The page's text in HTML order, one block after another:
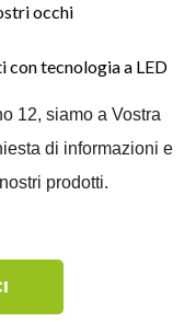
occhi
tecnologia a LED
12, siamo a Vostra
di informazioni e
prodotti.